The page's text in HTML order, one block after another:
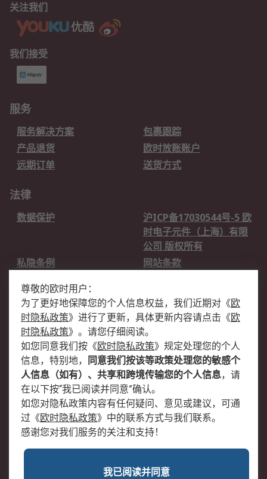
关注我们
我们接受
服务
服务解决方案
包裹跟踪
产品退货
欧时放账账户
远期订单
送货方式
法律
数据保护
沪ICP备17030544号-5 欧
时电子元件（上海）有限
公司 版权所有
私隐条例
网站条款
关于欧时
欧时销售条款
账户和付款
企业集团
全球办事处
关于我们
新闻中心
加入我们
尊敬的欧时用户：
为了更好地保障您的个人信息权益，我们近期对 《欧
时隐私政策》 进行了更新，具体更新内容请点击 《欧
时隐私政策》 。请您仔细阅读。
如您同意我们按 《欧时隐私政策》 规定处理您的个人
信息，特别地，
同意我们按该等政策处理您的敏感个
人信息（如有）、共享和跨境传输您的个人信息，请
在以下按“我已阅读并同意”确认。
如您对隐私政策内容有任何疑问、意见或建议，可通
过 《欧时隐私政策》 中的联系方式与我们联系。
感谢您对我们服务的关注和支持！
我已阅读并同意